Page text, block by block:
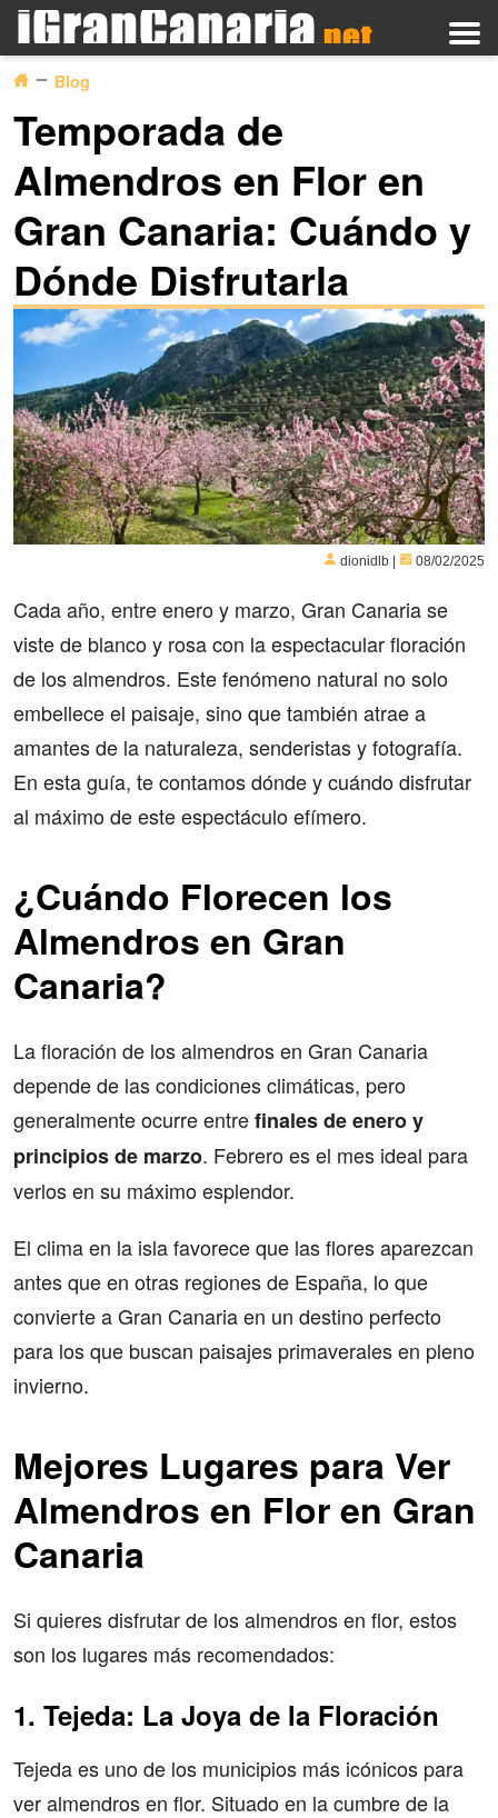
Blog
Temporada de
Almendros en Flor en
Gran Canaria: Cuándo y
Dónde Disfrutarla
dionidlb | 08/02/2025
Cada año, entre enero y marzo, Gran Canaria se
viste de blanco y rosa con la espectacular floración
de los almendros. Este fenómeno natural no solo
embellece el paisaje, sino que también atrae a
amantes de la naturaleza, senderistas y fotografía.
En esta guía, te contamos dónde y cuándo disfrutar
al máximo de este espectáculo efímero.
¿Cuándo Florecen los
Almendros en Gran
Canaria?
La floración de los almendros en Gran Canaria
depende de las condiciones climáticas, pero
generalmente ocurre entrefinales de enero y
principios de marzo. Febrero es el mes ideal para
verlos en su máximo esplendor.
El clima en la isla favorece que las flores aparezcan
antes que en otras regiones de España, lo que
convierte a Gran Canaria en un destino perfecto
para los que buscan paisajes primaverales en pleno
invierno.
Mejores Lugares para Ver
Almendros en Flor en Gran
Canaria
Si quieres disfrutar de los almendros en flor, estos
son los lugares más recomendados:
1. Tejeda: La Joya de la Floración
Tejeda es uno de los municipios más icónicos para
ver almendros en flor. Situado en la cumbre de la